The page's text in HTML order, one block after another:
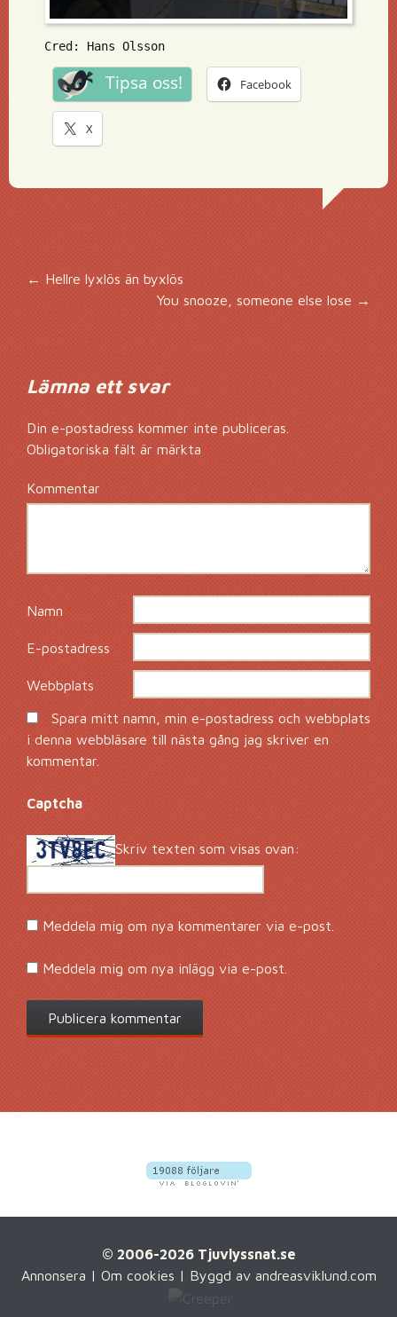
Cred: Hans Olsson
Tipsa oss! Facebook
X
Inläggsnavigering
← Hellre lyxlös än byxlös
You snooze, someone else lose→
Lämna ett svar
Din e-postadress kommer inte publiceras.
Obligatoriska fält är märkta *
Kommentar*
Namn*
E-postadress*
Webbplats
Spara mitt namn, min e-postadress och webbplats
i denna webbläsare till nästa gång jag skriver en
kommentar.
Captcha *
Skriv texten som visas ovan:
Meddela mig om nya kommentarer via e-post.
Meddela mig om nya inlägg via e-post.
© 2006-2026 Tjuvlyssnat.se
Annonsera | Om cookies | Byggd av andreasviklund.com